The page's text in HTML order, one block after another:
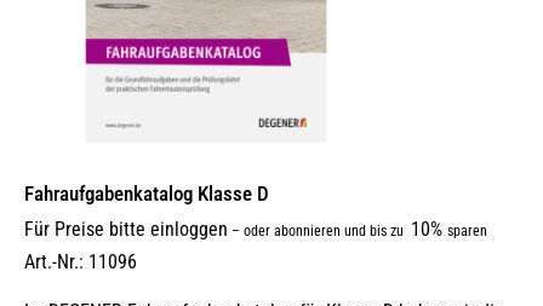
Fahraufgabenkatalog Klasse D
Für Preise bitte einloggen – oder abonnieren und bis zu 10% sparen
Art.-Nr.: 11096